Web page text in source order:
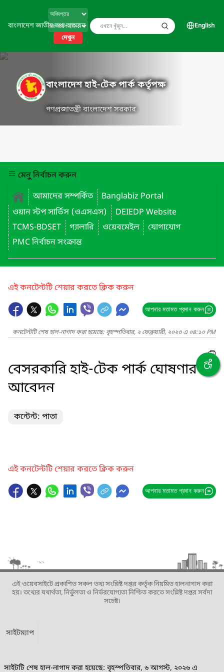
বাংলাদেশ জাতীয় তথ্য বাতায়ন
দেখুন
English
বাংলাদেশ হাই-টেক পার্ক কর্তৃপক্ষ
গণপ্রজাতন্ত্রী বাংলাদেশ সরকার
মেনু নির্বাচন করুন
আমাদের সম্পর্কিত
Banglabiz Portal
ওয়ান স্টপ সার্ভিস (ওএসএস)
DEIEDP Website
TCMS-BDSET
গ্যালারি ওয়েবমেইল
যোগাযোগ
PMC নির্বাচন সংক্রান্ত
এই কনটেন্টটি শেয়ার করতে ক্লিক করুন
আপনার মতামত প্রদান করুন
কনটেন্টটি শেষ হাল-নাগাদ করা হয়েছে: বৃহস্পতিবার, ২ ফেব্রুয়ারী, ২০২৩ এ ০৪:১০ PM
বেসরকারি হাই-টেক পার্ক ঘোষণার
আবেদন
কন্টেন্ট: পাতা
এই কনটেন্টটি শেয়ার করতে ক্লিক করুন
আপনার মতামত প্রদান করুন
এই ওয়েবসাইটে প্রকাশিত সকল তথ্য সংশ্লিষ্ট দপ্তর কর্তৃক নিয়মিত হালনাগাদ করা
হয়। তথ্যের যথার্থতা, নির্ভুলতা ও নির্ভরযোগ্যতা নিশ্চিত করতে সংশ্লিষ্ট দপ্তর সর্বদা
সচেষ্ট।
সাইটম্যাপ
সাইটটি শেষ হাল-নাগাদ করা হয়েছে: বৃহস্পতিবার, ৬ আগস্ট, ২০২৬ এ